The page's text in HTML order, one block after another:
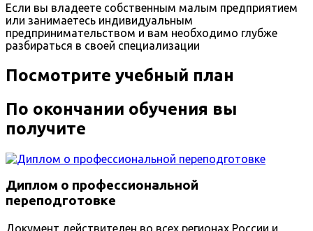
Если вы владеете собственным малым предприятием
или занимаетесь индивидуальным
предпринимательством и вам необходимо глубже
разбираться в своей специализации
Посмотрите учебный план
По окончании обучения вы
получите
Диплом о профессиональной
переподготовке
Документ действителен во всех регионах России и